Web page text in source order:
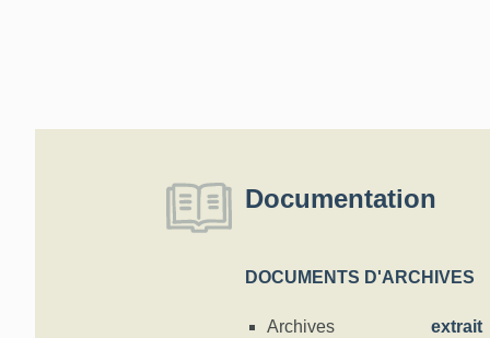
Documentation
DOCUMENTS D'ARCHIVES
Archives
extrait